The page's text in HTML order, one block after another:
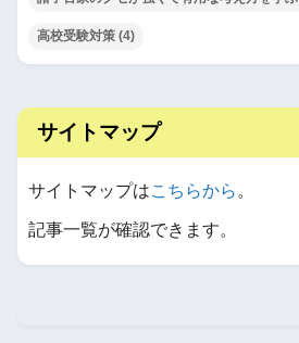
高校受験対策 (4)
サイトマップ
サイトマップはこちらから。
記事一覧が確認できます。